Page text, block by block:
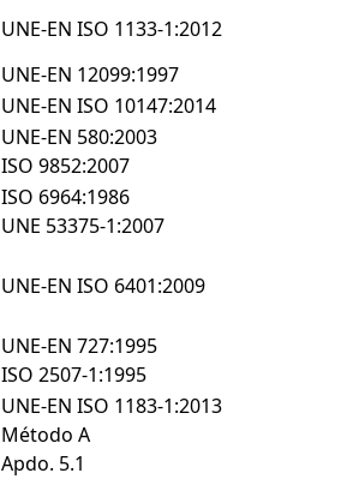
UNE-EN ISO 1133-1:2012
UNE-EN 12099:1997
UNE-EN ISO 10147:2014
UNE-EN 580:2003
ISO 9852:2007
ISO 6964:1986
UNE 53375-1:2007
UNE-EN ISO 6401:2009
UNE-EN 727:1995
ISO 2507-1:1995
UNE-EN ISO 1183-1:2013
Método A
Apdo. 5.1